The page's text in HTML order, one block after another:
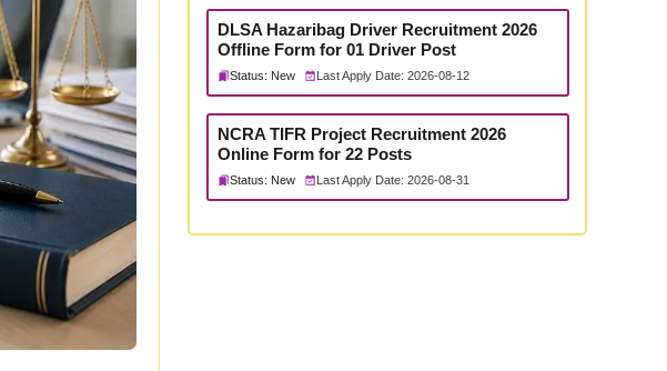
DLSA Hazaribag Driver Recruitment 2026
Offline Form for 01 Driver Post
Status: New Last Apply Date: 2026-08-12
NCRA TIFR Project Recruitment 2026
Online Form for 22 Posts
Status: New Last Apply Date: 2026-08-31